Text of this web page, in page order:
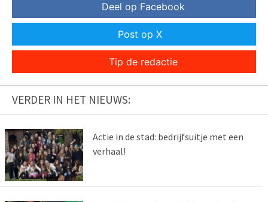
Deel op Facebook
Post op X
Tip de redactie
VERDER IN HET NIEUWS:
Actie in de stad: bedrijfsuitje met een
verhaal!